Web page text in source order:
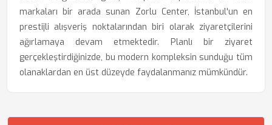
markaları bir arada sunan Zorlu Center, İstanbul'un en
prestijli alışveriş noktalarından biri olarak ziyaretçilerini
ağırlamaya devam etmektedir. Planlı bir ziyaret
gerçekleştirdiğinizde, bu modern kompleksin sunduğu tüm
olanaklardan en üst düzeyde faydalanmanız mümkündür.